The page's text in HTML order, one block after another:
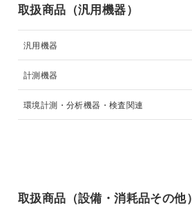
取扱商品（汎用機器）
汎用機器
計測機器
環境計測・分析機器・検査関連
取扱商品（設備・消耗品その他）